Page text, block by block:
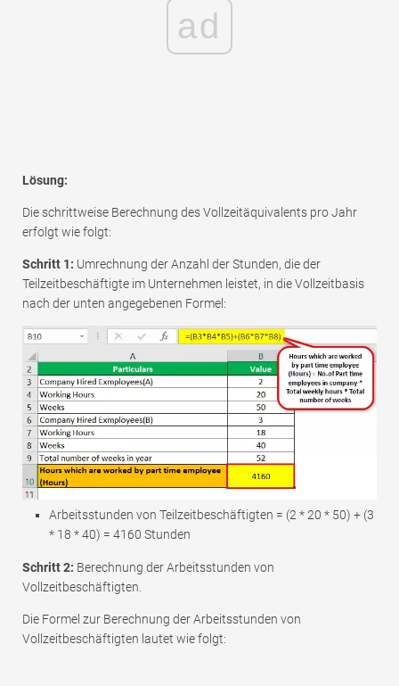
ad
Lösung:
Die schrittweise Berechnung des Vollzeitäquivalents pro Jahr
erfolgt wie folgt:
Schritt 1: Umrechnung der Anzahl der Stunden, die der
Teilzeitbeschäftigte im Unternehmen leistet, in die Vollzeitbasis
nach der unten angegebenen Formel:
Arbeitsstunden von Teilzeitbeschäftigten = (2 * 20 * 50) + (3
* 18 * 40) = 4160 Stunden
Schritt 2: Berechnung der Arbeitsstunden von
Vollzeitbeschäftigten.
Die Formel zur Berechnung der Arbeitsstunden von
Vollzeitbeschäftigten lautet wie folgt: